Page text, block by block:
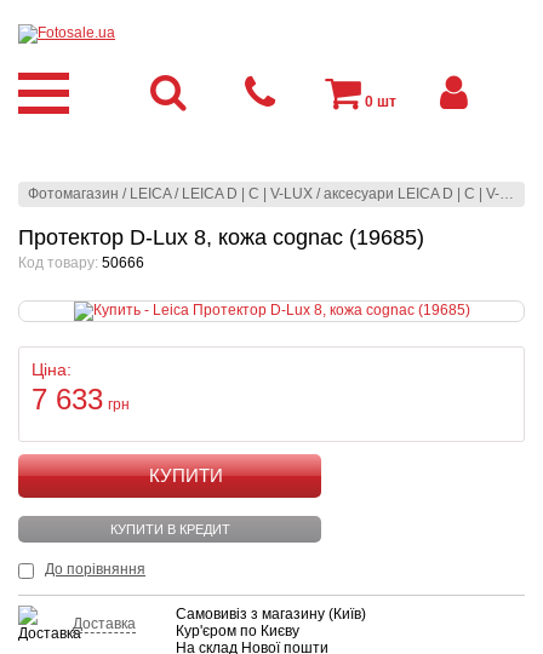
Фотомагазин / LEICA / LEICA D | C | V-LUX /аксесуари LEICA D | C | V-LUX
Протектор D-Lux 8, кожа cognac (19685)
Код товару: 50666
Ціна:
7 633 грн
КУПИТИ
КУПИТИ В КРЕДИТ
До порівняння
Доставка
Самовивіз з магазину (Київ)
Кур'єром по Києву
На склад Нової пошти
0 шт